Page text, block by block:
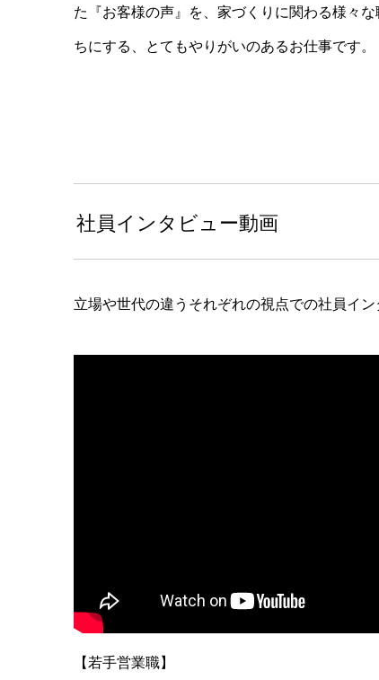
た『お客様の声』を、家づくりに関わる様々
ちにする、とてもやりがいのあるお仕事です。
社員インタビュー動画
立場や世代の違うそれぞれの視点での社員イ
【若手営業職】